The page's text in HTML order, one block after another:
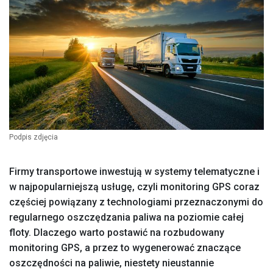
Podpis zdjęcia
Firmy transportowe inwestują w systemy telematyczne i
w najpopularniejszą usługę, czyli monitoring GPS coraz
częściej powiązany z technologiami przeznaczonymi do
regularnego oszczędzania paliwa na poziomie całej
floty. Dlaczego warto postawić na rozbudowany
monitoring GPS, a przez to wygenerować znaczące
oszczędności na paliwie, niestety nieustannie